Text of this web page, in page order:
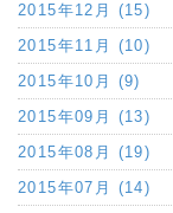
2015年12月 (15)
2015年11月 (10)
2015年10月 (9)
2015年09月 (13)
2015年08月 (19)
2015年07月 (14)